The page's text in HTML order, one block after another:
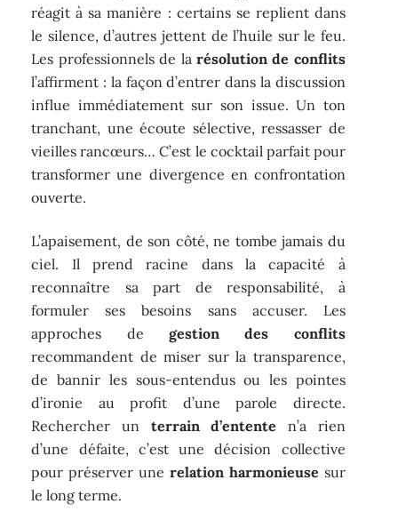
réagit à sa manière : certains se replient dans
le silence, d’autres jettent de l’huile sur le feu.
Les professionnels de la résolution de conflits
l’affirment : la façon d’entrer dans la discussion
influe immédiatement sur son issue. Un ton
tranchant, une écoute sélective, ressasser de
vieilles rancœurs… C’est le cocktail parfait pour
transformer une divergence en confrontation
ouverte.
L’apaisement, de son côté, ne tombe jamais du
ciel. Il prend racine dans la capacité à
reconnaître sa part de responsabilité, à
formuler ses besoins sans accuser. Les
approches de gestion des conflits
recommandent de miser sur la transparence,
de bannir les sous-entendus ou les pointes
d’ironie au profit d’une parole directe.
Rechercher un terrain d’entente n’a rien
d’une défaite, c’est une décision collective
pour préserver une relation harmonieuse sur
le long terme.